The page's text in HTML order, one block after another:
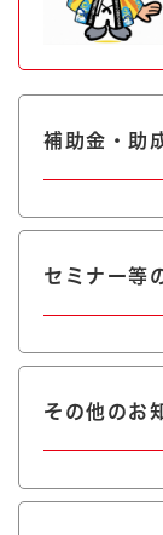
補助金・助
セミナー等
その他のお